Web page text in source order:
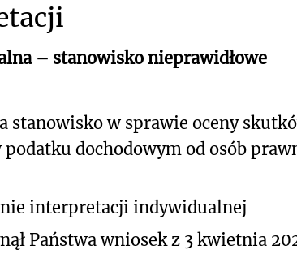
– stanowisko nieprawidłowe
stanowisko w sprawie oceny
podatku dochodowym od osób
interpretacji indywidualnej
Państwa wniosek z 3 kwietnia